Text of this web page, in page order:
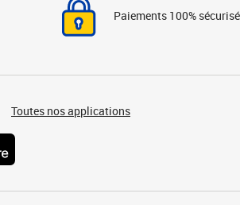
Paiements 100%
Toutes nos applications